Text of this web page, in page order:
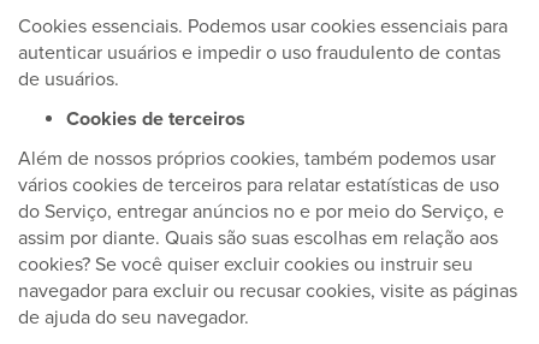
Cookies essenciais. Podemos usar cookies essenciais para
autenticar usuários e impedir o uso fraudulento de contas
de usuários.
Cookies de terceiros
Além de nossos próprios cookies, também podemos usar
vários cookies de terceiros para relatar estatísticas de uso
do Serviço, entregar anúncios no e por meio do Serviço, e
assim por diante. Quais são suas escolhas em relação aos
cookies? Se você quiser excluir cookies ou instruir seu
navegador para excluir ou recusar cookies, visite as páginas
de ajuda do seu navegador.